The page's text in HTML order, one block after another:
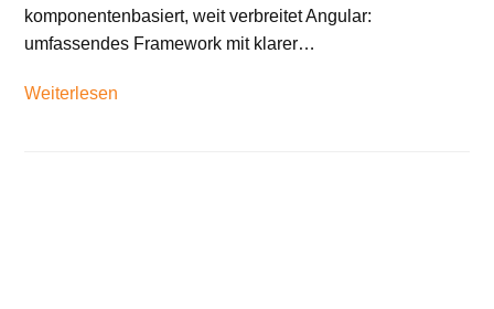
komponentenbasiert, weit verbreitet Angular:
umfassendes Framework mit klarer…
Weiterlesen